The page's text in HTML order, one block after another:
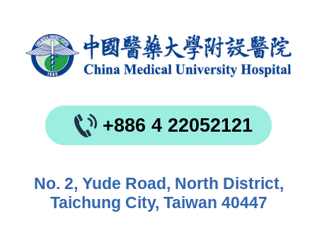
+886 4 22052121
No. 2, Yude Road, North District,
Taichung City, Taiwan 40447